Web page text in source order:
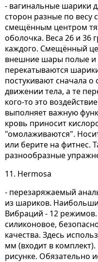
- вагинальные шарики
сторон разные по весу
смещённым центром
оболочка. Веса 26 и 36
каждого. Смещённый
внешние шары полые и
перекатываются
постукивают сначала
движении тела, а те
кого-то это
выполняет важную
кровь приносит
"омолаживаются".
или берите на фитнес.
разнообразные
11. Hermosa
- перезаряжаемый
из шариков.
Вибраций - 12
силиконовое,
качества. Здесь
мм (входит в
рисунке. Обязательно